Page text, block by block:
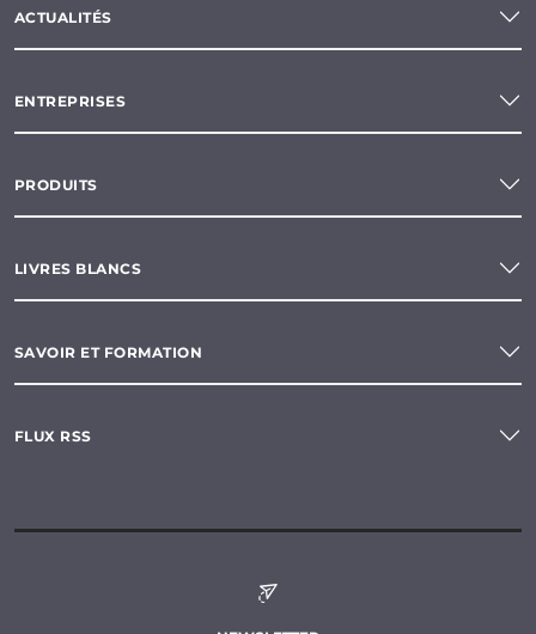
ACTUALITÉS
ENTREPRISES
PRODUITS
LIVRES BLANCS
SAVOIR ET FORMATION
FLUX RSS